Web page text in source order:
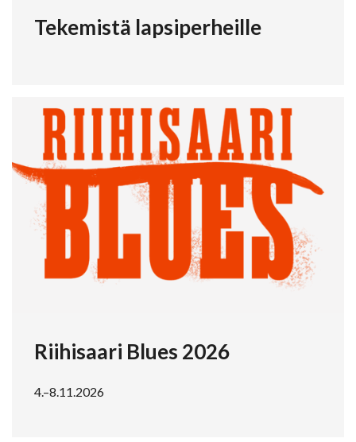
Tekemistä lapsiperheille
Riihisaari Blues 2026
4.–8.11.2026